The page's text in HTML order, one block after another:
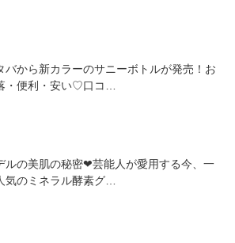
バから新カラーのサニーボトルが発売！お
・便利・安い♡口コ…
ルの美肌の秘密❤芸能人が愛用する今、一
気のミネラル酵素グ…